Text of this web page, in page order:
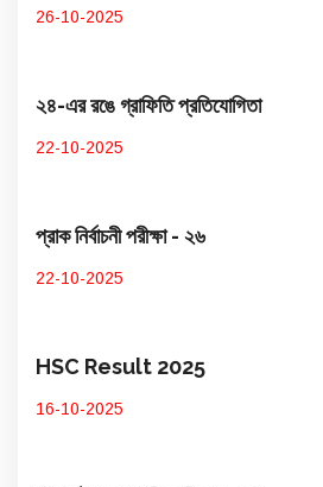
26-10-2025
২৪-এর রঙে গ্রাফিতি প্রতিযোগিতা
22-10-2025
প্রাক নির্বাচনী পরীক্ষা - ২৬
22-10-2025
HSC Result 2025
16-10-2025